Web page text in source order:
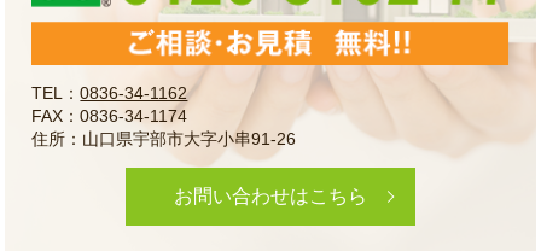
TEL：0836-34-1162
FAX：0836-34-1174
住所：山口県宇部市大字小串91-26
お問い合わせはこちら